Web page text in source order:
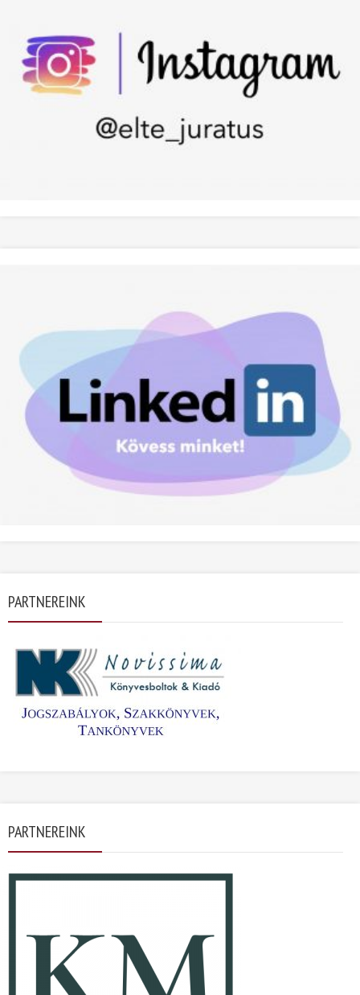
PARTNEREINK
PARTNEREINK